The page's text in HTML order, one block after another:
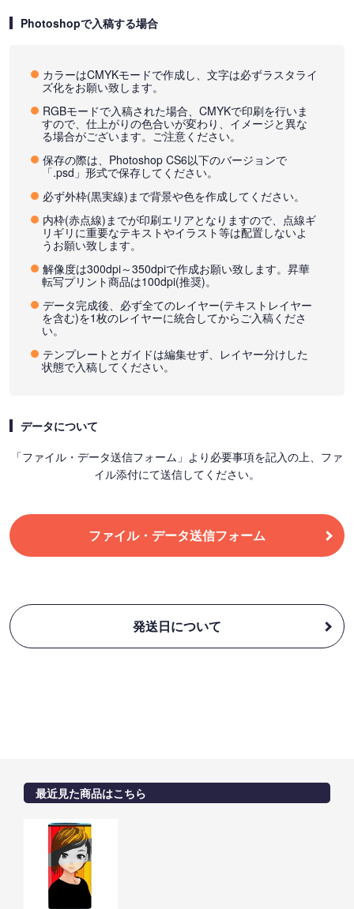
Photoshopで入稿する場合
カラーはCMYKモードで作成し、文字は必ずラスタライ
ズ化をお願い致します。
RGBモードで入稿された場合、CMYKで印刷を行いま
すので、仕上がりの色合いが変わり、イメージと異な
る場合がございます。ご注意ください。
保存の際は、Photoshop CS6以下のバージョンで
「.psd」形式で保存してください。
必ず外枠(黒実線)まで背景や色を作成してください。
内枠(赤点線)までが印刷エリアとなりますので、点線ギ
リギリに重要なテキストやイラスト等は配置しないよ
うお願い致します。
解像度は300dpi～350dpiで作成お願い致します。昇華
転写プリント商品は100dpi(推奨)。
データ完成後、必ず全てのレイヤー(テキストレイヤー
を含む)を1枚のレイヤーに統合してからご入稿くださ
い。
テンプレートとガイドは編集せず、レイヤー分けした
状態で入稿してください。
データについて
「ファイル・データ送信フォーム」より必要事項を記入の上、ファ
イル添付にて送信してください。
ファイル・データ送信フォーム
発送日について
最近見た商品はこちら